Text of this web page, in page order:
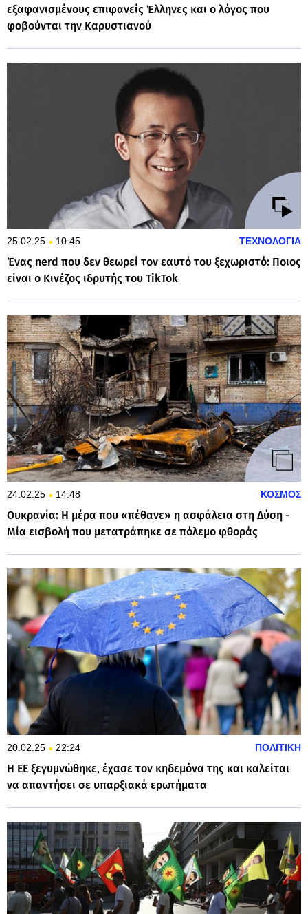
εξαφανισμένους επιφανείς Έλληνες και ο λόγος που
φοβούνται την Καρυστιανού
25.02.25 10:45 ΤΕΧΝΟΛΟΓΙΑ
Ένας nerd που δεν θεωρεί τον εαυτό του ξεχωριστό: Ποιος
είναι ο Κινέζος ιδρυτής του TikTok
24.02.25 14:48 ΚΟΣΜΟΣ
Ουκρανία: Η μέρα που «πέθανε» η ασφάλεια στη Δύση -
Μία εισβολή που μετατράπηκε σε πόλεμο φθοράς
20.02.25 22:24 ΠΟΛΙΤΙΚΗ
Η ΕΕ ξεγυμνώθηκε, έχασε τον κηδεμόνα της και καλείται
να απαντήσει σε υπαρξιακά ερωτήματα